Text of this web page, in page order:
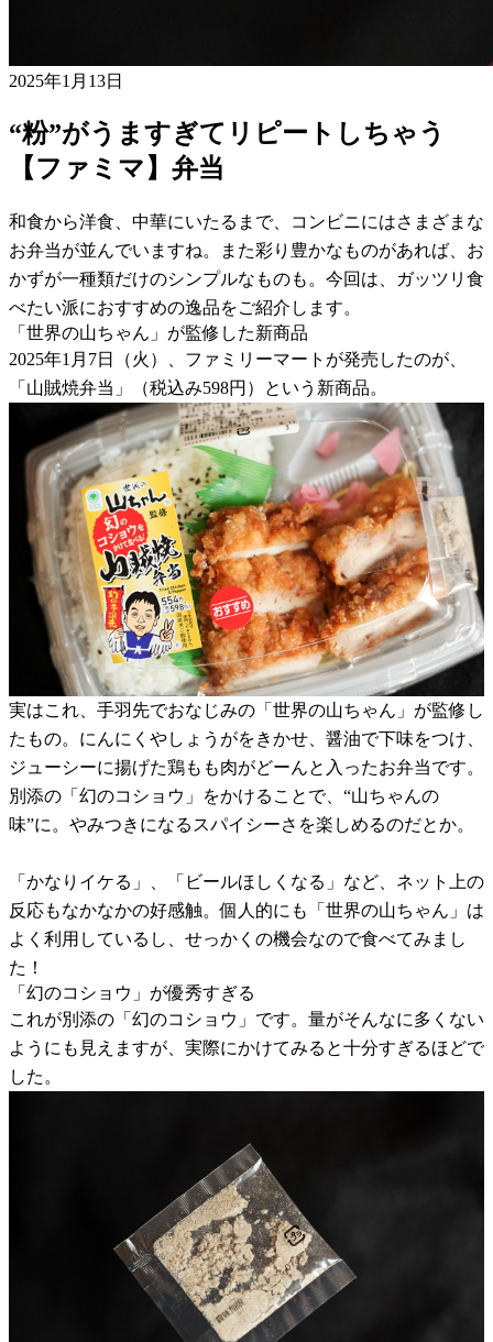
2025年1月13日
“粉”がうますぎてリピートしちゃう
【ファミマ】弁当
和食から洋食、中華にいたるまで、コンビニにはさまざまな
お弁当が並んでいますね。また彩り豊かなものがあれば、お
かずが一種類だけのシンプルなものも。今回は、ガッツリ食
べたい派におすすめの逸品をご紹介します。
「世界の山ちゃん」が監修した新商品
2025年1月7日（火）、ファミリーマートが発売したのが、
「山賊焼弁当」（税込み598円）という新商品。
実はこれ、手羽先でおなじみの「世界の山ちゃん」が監修し
たもの。にんにくやしょうがをきかせ、醤油で下味をつけ、
ジューシーに揚げた鶏もも肉がどーんと入ったお弁当です。
別添の「幻のコショウ」をかけることで、“山ちゃんの
味”に。やみつきになるスパイシーさを楽しめるのだとか。
「かなりイケる」、「ビールほしくなる」など、ネット上の
反応もなかなかの好感触。個人的にも「世界の山ちゃん」は
よく利用しているし、せっかくの機会なので食べてみまし
た！
「幻のコショウ」が優秀すぎる
これが別添の「幻のコショウ」です。量がそんなに多くない
ようにも見えますが、実際にかけてみると十分すぎるほどで
した。